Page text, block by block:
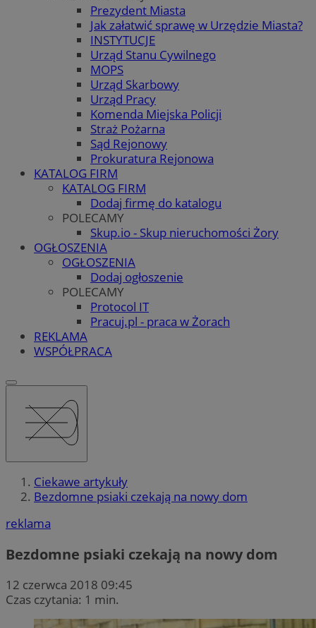
Prezydent Miasta
Jak załatwić sprawę w Urzędzie Miasta?
INSTYTUCJE
Urząd Stanu Cywilnego
MOPS
Urząd Skarbowy
Urząd Pracy
Komenda Miejska Policji
Straż Pożarna
Sąd Rejonowy
Prokuratura Rejonowa
KATALOG FIRM
KATALOG FIRM
Dodaj firmę do katalogu
POLECAMY
Skup.io - Skup nieruchomości Żory
OGŁOSZENIA
OGŁOSZENIA
Dodaj ogłoszenie
POLECAMY
Protocol IT
Pracuj.pl - praca w Żorach
REKLAMA
WSPÓŁPRACA
Ciekawe artykuły
Bezdomne psiaki czekają na nowy dom
reklama
Bezdomne psiaki czekają na nowy dom
12 czerwca 2018 09:45
Czas czytania: 1 min.